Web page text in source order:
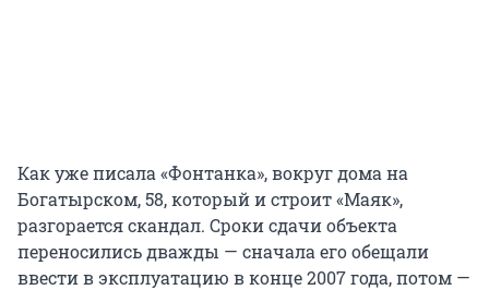
Как уже писала «Фонтанка», вокруг дома на
Богатырском, 58, который и строит «Маяк»,
разгорается скандал. Сроки сдачи объекта
переносились дважды — сначала его обещали
ввести в эксплуатацию в конце 2007 года, потом —